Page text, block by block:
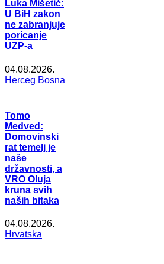
Luka Mišetić:
U BiH zakon
ne zabranjuje
poricanje
UZP-a
04.08.2026.
Herceg Bosna
Tomo
Medved:
Domovinski
rat temelj je
naše
državnosti, a
VRO Oluja
kruna svih
naših bitaka
04.08.2026.
Hrvatska